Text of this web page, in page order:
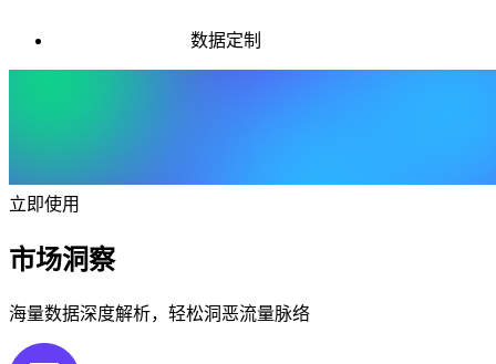
数据定制
立即使用
市场洞察
海量数据深度解析，轻松洞恶流量脉络